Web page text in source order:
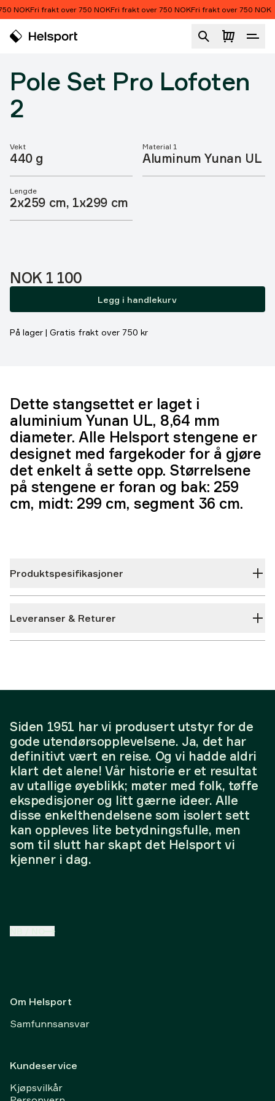
Hopp til innhold
NOKFri frakt over 750 NOKFri frakt over 750 NOKFri frakt over 750 NOK
Pole Set Pro Lofoten
2
Produktegenskaper
Vekt
440 g
Material 1
Aluminum Yunan UL
Lengde
2x259 cm, 1x299 cm
Pris:
NOK 1 100
Legg i handlekurv
På lager | Gratis frakt over 750 kr
Dette stangsettet er laget i
aluminium Yunan UL, 8,64 mm
diameter. Alle Helsport stengene er
designet med fargekoder for å gjøre
det enkelt å sette opp. Størrelsene
på stengene er foran og bak: 259
cm, midt: 299 cm, segment 36 cm.
Produktspesifikasjoner
Leveranser & Returer
Siden 1951 har vi produsert utstyr for de
gode utendørsopplevelsene. Ja, det har
definitivt vært en reise. Og vi hadde aldri
klart det alene! Vår historie er et resultat
av utallige øyeblikk; møter med folk, tøffe
ekspedisjoner og litt gærne ideer. Alle
disse enkelthendelsene som isolert sett
kan oppleves lite betydningsfulle, men
som til slutt har skapt det Helsport vi
kjenner i dag.
Om Helsport
Samfunnsansvar
Kundeservice
Kjøpsvilkår